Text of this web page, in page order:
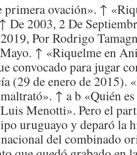
ovación». ↑
De 2003, 2 De
Por Rodrigo
↑ «Riquelme en
convocado para jugar
(29 de enero de 2015).
↑ a b «Quién
Menotti». Pero el
uruguayo y deparó la
del combinado